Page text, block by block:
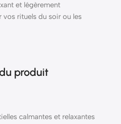
et légèrement
rituels du soir ou les
produit
calmantes et relaxantes